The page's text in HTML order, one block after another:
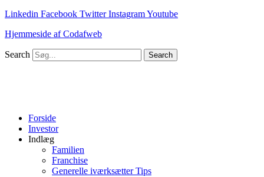
Linkedin Facebook Twitter InstagramYoutube
Hjemmeside af Codafweb
Search Search
Forside
Investor
Indlæg
Familien
Franchise
Generelle iværksætter Tips